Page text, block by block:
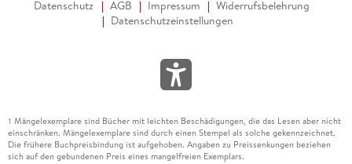
Datenschutz AGB Impressum
Widerrufsbelehrung
Datenschutzeinstellungen
1 Mängelexemplare sind Bücher mit leichten Beschädigungen, die das Lesen aber nicht
einschränken. Mängelexemplare sind durch einen Stempel als solche gekennzeichnet.
Die frühere Buchpreisbindung ist aufgehoben. Angaben zu Preissenkungen beziehen
sich auf den gebundenen Preis eines mangelfreien Exemplars.